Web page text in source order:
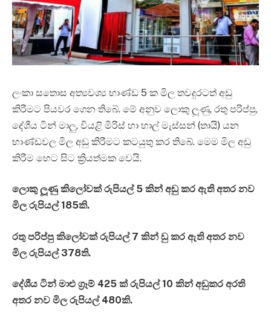
ලංකා සතොස අත්‍යවශ්‍ය භාණ්ඩ 5 ක මිල තවදුරටත් අඩු
කිරීමට පියවර ගෙන තිබේ. මේ අනුව ලොකු ලූණු, රතු පරිප්පු,
දේශීය ටින් මාලු, වියළි මිරිස් හා හාල් මැස්සන් (තායි) යන
භාණ්ඩවල මිල අඩු කිරීමට කටයුතු කර තිබේ.‍ මෙම මිල අඩු
කිරීම හෙට සිට ක්‍රියත්මක වෙයි.
ලොකු ලූණු කිලෝවක් රුපියල් 5 කින් අඩු කර ඇති අතර නව
මිල රුපියල් 185කි.
රතු පරිප්පු කිලෝවක් රුපියල් 7 කින් ඩු කර ඇති අතර නව
මිල රුපියල් 378ති.
දේශීය ටින් මාළු ග්‍රෑම් 425 ක් රුපියල් 10 කින් අඩුකර අරති
අතර නව මිල රුපියල් 480කි.